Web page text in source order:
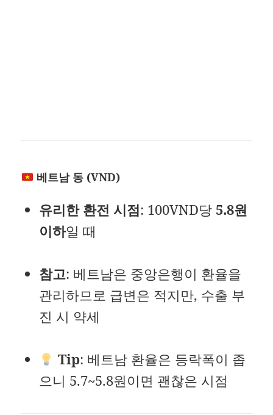
베트남 동 (VND)
유리한 환전 시점: 100VND당 5.8원
이하일 때
참고: 베트남은 중앙은행이 환율을
관리하므로 급변은 적지만, 수출 부
진 시 약세
Tip: 베트남 환율은 등락폭이 좁
으니 5.7~5.8원이면 괜찮은 시점